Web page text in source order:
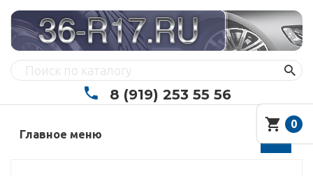
8 (919) 253 55 56
Главное меню
0